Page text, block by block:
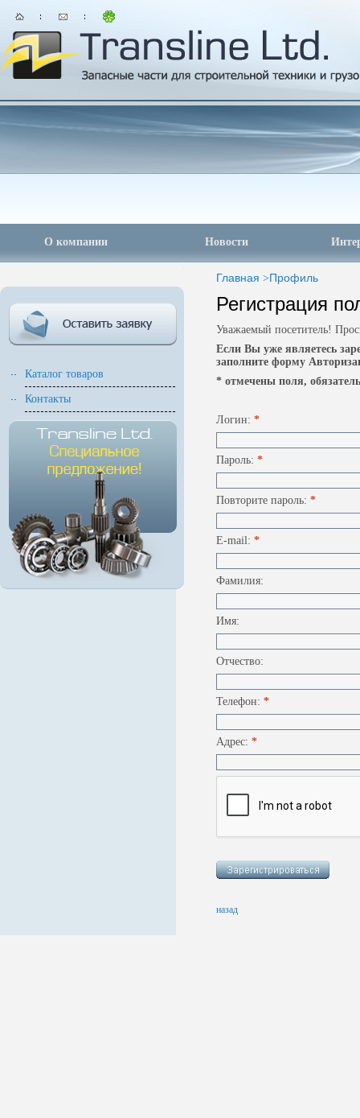
О компании Новости
Каталог товаров
Контакты
Главная > Профиль
Регистрация
Уважаемый посетитель!
Если Вы уже являетесь
заполните форму
* отмечены поля,
Логин: *
Пароль: *
Повторите пароль: *
E-mail: *
Фамилия:
Имя:
Отчество:
Телефон: *
Адрес: *
назад